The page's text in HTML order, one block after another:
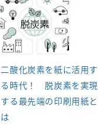
二酸化炭素を紙に活用す
る時代！ 脱炭素を実現
する最先端の印刷用紙と
は